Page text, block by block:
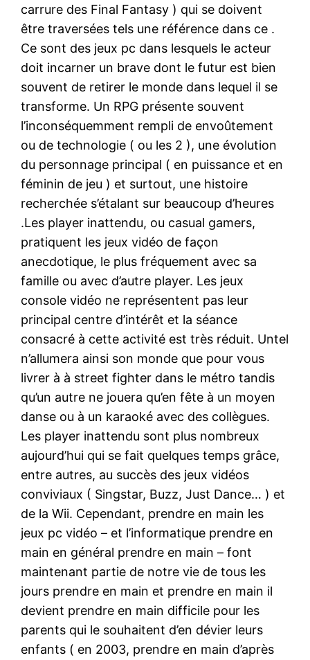
carrure des Final Fantasy ) qui se doivent
être traversées tels une référence dans ce .
Ce sont des jeux pc dans lesquels le acteur
doit incarner un brave dont le futur est bien
souvent de retirer le monde dans lequel il se
transforme. Un RPG présente souvent
l’inconséquemment rempli de envoûtement
ou de technologie ( ou les 2 ), une évolution
du personnage principal ( en puissance et en
féminin de jeu ) et surtout, une histoire
recherchée s’étalant sur beaucoup d’heures
.Les player inattendu, ou casual gamers,
pratiquent les jeux vidéo de façon
anecdotique, le plus fréquement avec sa
famille ou avec d’autre player. Les jeux
console vidéo ne représentent pas leur
principal centre d’intérêt et la séance
consacré à cette activité est très réduit. Untel
n’allumera ainsi son monde que pour vous
livrer à à street fighter dans le métro tandis
qu’un autre ne jouera qu’en fête à un moyen
danse ou à un karaoké avec des collègues.
Les player inattendu sont plus nombreux
aujourd’hui qui se fait quelques temps grâce,
entre autres, au succès des jeux vidéos
conviviaux ( Singstar, Buzz, Just Dance… ) et
de la Wii. Cependant, prendre en main les
jeux pc vidéo – et l’informatique prendre en
main en général prendre en main – font
maintenant partie de notre vie de tous les
jours prendre en main et prendre en main il
devient prendre en main difficile pour les
parents qui le souhaitent d’en dévier leurs
enfants ( en 2003, prendre en main d’après